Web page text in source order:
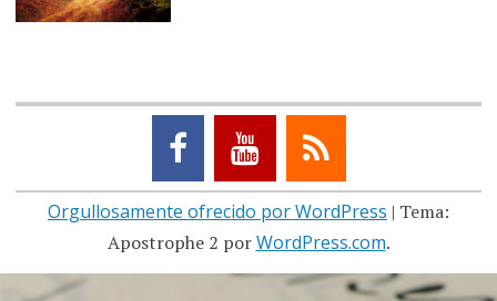
Orgullosamente ofrecido por WordPress | Tema:
Apostrophe 2 porWordPress.com.